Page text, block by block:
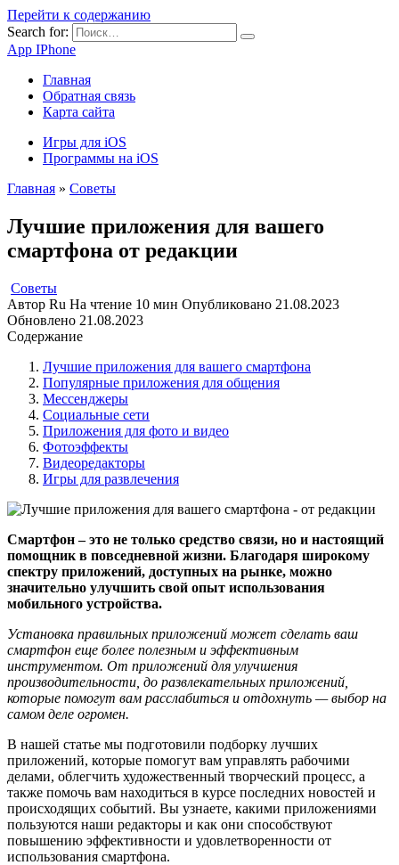
Перейти к содержанию
Search for:
App IPhone
Главная
Обратная связь
Карта сайта
Игры для iOS
Программы на iOS
Главная » Советы
Лучшие приложения для вашего
смартфона от редакции
Советы
Автор Ru На чтение 10 мин Опубликовано 21.08.2023
Обновлено 21.08.2023
Содержание
Лучшие приложения для вашего смартфона
Популярные приложения для общения
Мессенджеры
Социальные сети
Приложения для фото и видео
Фотоэффекты
Видеоредакторы
Игры для развлечения
Смартфон – это не только средство связи, но и настоящий
помощник в повседневной жизни. Благодаря широкому
спектру приложений, доступных на рынке, можно
значительно улучшить свой опыт использования
мобильного устройства.
Установка правильных приложений может сделать ваш
смартфон еще более полезным и эффективным
инструментом. От приложений для улучшения
производительности, до развлекательных приложений,
которые помогут вам расслабиться и отдохнуть — выбор на
самом деле огромен.
В нашей статье мы подготовили подборку лучших
приложений, которые помогут вам управлять рабочими
делами, облегчить художественный творческий процесс, а
также помочь вам находиться в курсе последних новостей и
происходящих событий. Вы узнаете, какими приложениями
пользуются наши редакторы и как они способствуют
повышению эффективности и удовлетворенности от
использования смартфона.